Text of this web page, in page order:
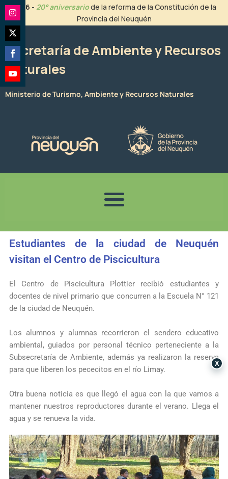
contenido
2026 - 20° aniversariode la reforma de la Constitución de la
Provincia del Neuquén
Secretaría de Ambiente y Recursos
Naturales
Ministerio de Turismo, Ambiente y Recursos Naturales
Estudiantes de la ciudad de Neuquén
visitan el Centro de Piscicultura
El Centro de Piscicultura Plottier recibió estudiantes y
docentes de nivel primario que concurren a la Escuela N° 121
de la ciudad de Neuquén.
Los alumnos y alumnas recorrieron el sendero educativo
ambiental, guiados por personal técnico perteneciente a la
Subsecretaría de Ambiente, además ya realizaron la reserva
para que liberen los pececitos en el río Limay.
Otra buena noticia es que llegó el agua con la que vamos a
mantener nuestros reproductores durante el verano. Llega el
agua y se renueva la vida.
Share
on
Instagram
Share
on
Twitter
Share
on
Facebook
Share
on
X